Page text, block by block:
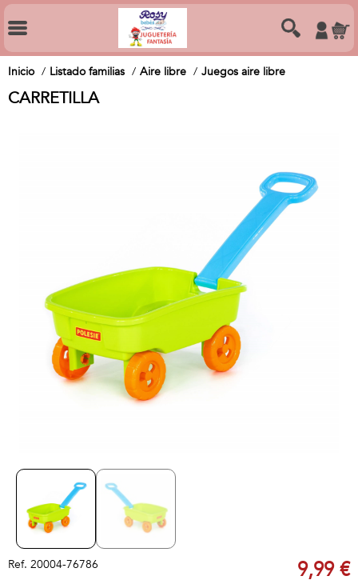
Inicio Listado familias Aire libre Juegos aire libre
CARRETILLA
Ref. 20004-76786 9,99 €